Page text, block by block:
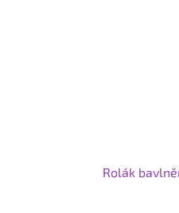
Rolák